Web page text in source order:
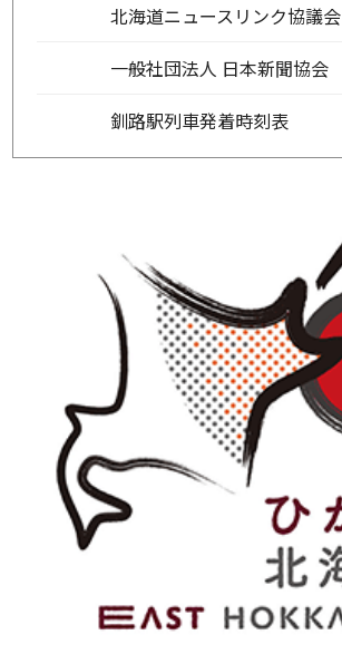
北海道ニュースリンク協議会
一般社団法人 日本新聞協会
釧路駅列車発着時刻表